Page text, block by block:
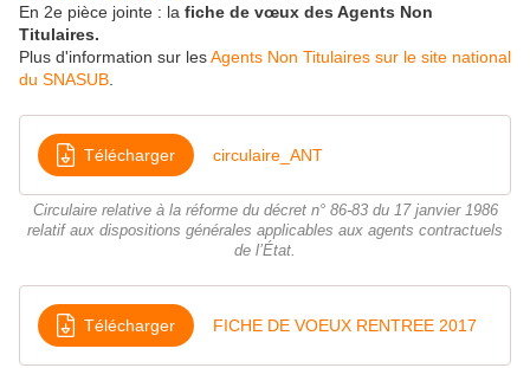
En 2e pièce jointe : la fiche de vœux des Agents Non
Titulaires.
Plus d'information sur lesAgents Non Titulaires sur le site national
du SNASUB
Télécharger circulaire_ANT
Circulaire relative à la réforme du décret n° 86-83 du 17 janvier 1986
relatif aux dispositions générales applicables aux agents contractuels
de l’État.
Télécharger FICHE DE VOEUX RENTREE 2017